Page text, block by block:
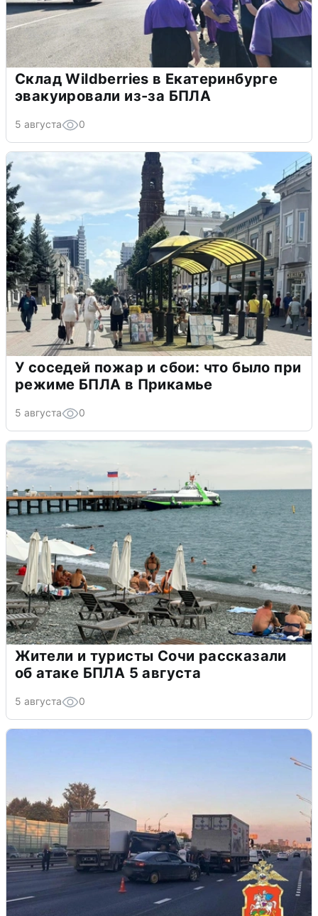
Склад Wildberries в Екатеринбурге
эвакуировали из-за БПЛА
5 августа 0
У соседей пожар и сбои: что было при
режиме БПЛА в Прикамье
5 августа 0
Жители и туристы Сочи рассказали
об атаке БПЛА 5 августа
5 августа 0